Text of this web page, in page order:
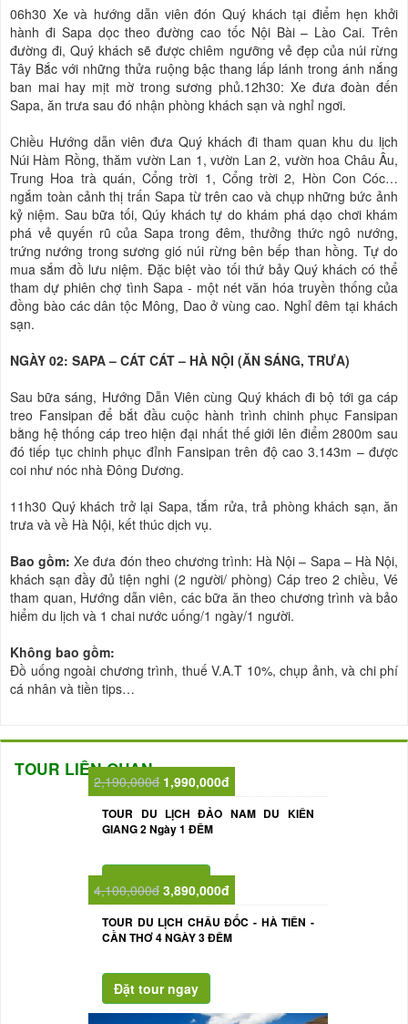
06h30 Xe và hướng dẫn viên đón Quý khách tại điểm hẹn khởi
hành đi Sapa dọc theo đường cao tốc Nội Bài – Lào Cai. Trên
đường đi, Quý khách sẽ được chiêm ngưỡng vẻ đẹp của núi rừng
Tây Bắc với những thửa ruộng bậc thang lấp lánh trong ánh nắng
ban mai hay mịt mờ trong sương phủ.12h30: Xe đưa đoàn đến
Sapa, ăn trưa sau đó nhận phòng khách sạn và nghỉ ngơi.
Chiều Hướng dẫn viên đưa Quý khách đi tham quan khu du lịch
Núi Hàm Rồng, thăm vườn Lan 1, vườn Lan 2, vườn hoa Châu Âu,
Trung Hoa trà quán, Cổng trời 1, Cổng trời 2, Hòn Con Cóc…
ngắm toàn cảnh thị trấn Sapa từ trên cao và chụp những bức ảnh
kỷ niệm. Sau bữa tối, Qúy khách tự do khám phá dạo chơi khám
phá vẻ quyến rũ của Sapa trong đêm, thưởng thức ngô nướng,
trứng nướng trong sương gió núi rừng bên bếp than hồng. Tự do
mua sắm đồ lưu niệm. Đặc biệt vào tối thứ bảy Quý khách có thể
tham dự phiên chợ tình Sapa - một nét văn hóa truyền thống của
đồng bào các dân tộc Mông, Dao ở vùng cao. Nghỉ đêm tại khách
sạn.
NGÀY 02: SAPA – CÁT CÁT – HÀ NỘI (ĂN SÁNG, TRƯA)
Sau bữa sáng, Hướng Dẫn Viên cùng Quý khách đi bộ tới ga cáp
treo Fansipan để bắt đầu cuộc hành trình chinh phục Fansipan
bằng hệ thống cáp treo hiện đại nhất thế giới lên điểm 2800m sau
đó tiếp tục chinh phục đỉnh Fansipan trên độ cao 3.143m – được
coi như nóc nhà Đông Dương.
11h30 Quý khách trở lại Sapa, tắm rửa, trả phòng khách sạn, ăn
trưa và về Hà Nội, kết thúc dịch vụ.
Bao gồm: Xe đưa đón theo chương trình: Hà Nội – Sapa – Hà Nội,
khách sạn đầy đủ tiện nghi (2 người/ phòng) Cáp treo 2 chiều, Vé
tham quan, Hướng dẫn viên, các bữa ăn theo chương trình và bảo
hiểm du lịch và 1 chai nước uống/1 ngày/1 người.
Không bao gồm:
Đồ uống ngoài chương trình, thuế V.A.T 10%, chụp ảnh, và chi phí
cá nhân và tiền tips…
TOUR LIÊN QUAN
2,190,000đ 1,990,000đ
TOUR DU LỊCH ĐẢO NAM DU KIÊN
GIANG 2 Ngày 1 ĐÊM
4,100,000đ 3,890,000đ
TOUR DU LỊCH CHÂU ĐỐC - HÀ TIÊN -
CẦN THƠ 4 NGÀY 3 ĐÊM